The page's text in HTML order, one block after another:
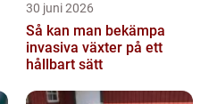
30 juni 2026
Så kan man bekämpa
invasiva växter på ett
hållbart sätt